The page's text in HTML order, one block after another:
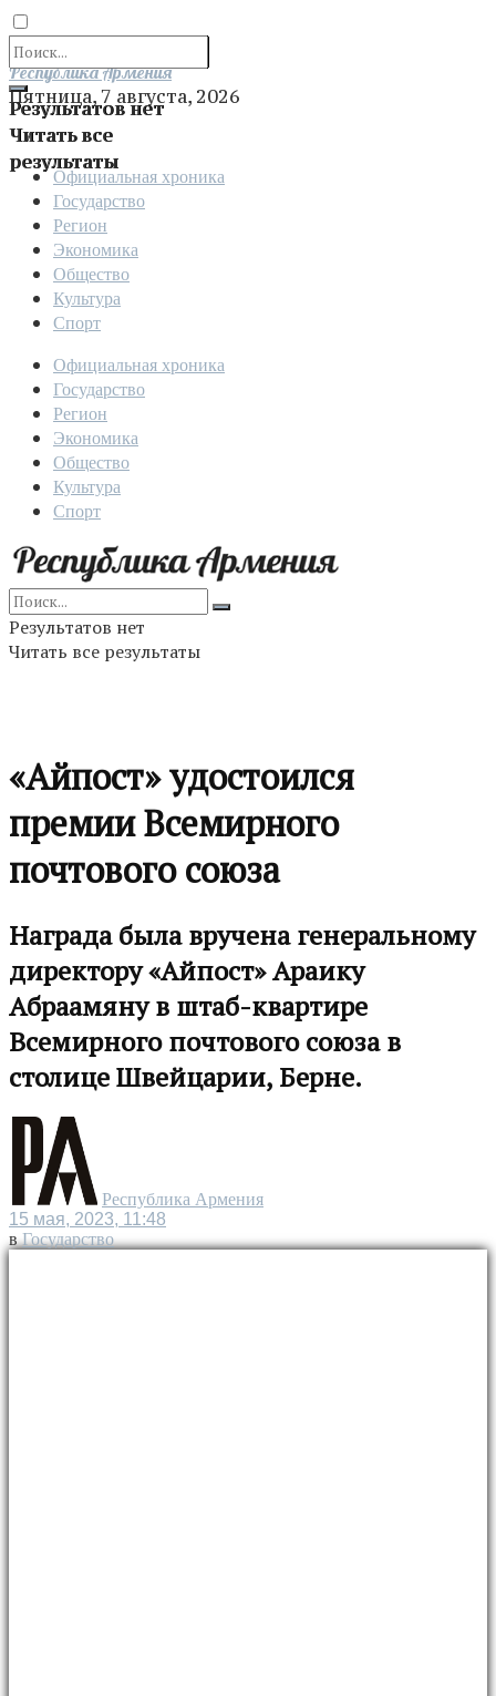
Результатов нет
Читать все
результаты
Отправить
Республика Армения
Пятница, 7 августа, 2026
Официальная хроника
Государство
Регион
Экономика
Общество
Культура
Спорт
Официальная хроника
Государство
Регион
Экономика
Общество
Культура
Спорт
Результатов нет
Читать все результаты
«Айпост» удостоился
премии Всемирного
почтового союза
Награда была вручена генеральному
директору «Айпост» Араику
Абраамяну в штаб-квартире
Всемирного почтового союза в
столице Швейцарии, Берне.
Республика Армения
15 мая, 2023, 11:48
в Государство